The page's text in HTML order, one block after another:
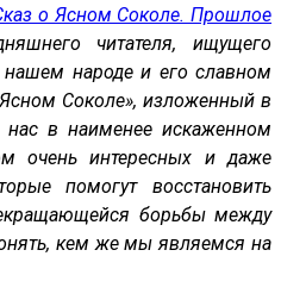
о Ясном Соколе. Прошлое
читателя, ищущего
народе и его славном
Соколе», изложенный в
в наименее искаженном
очень интересных и даже
помогут восстановить
борьбы между
кем же мы являемся на